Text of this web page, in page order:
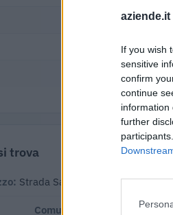
aziende.it
If you wish
sensitive
confirm
continue
information
further
10-19 dipendenti
trova
Strada San Giovanni D'oria 6,
Comune: